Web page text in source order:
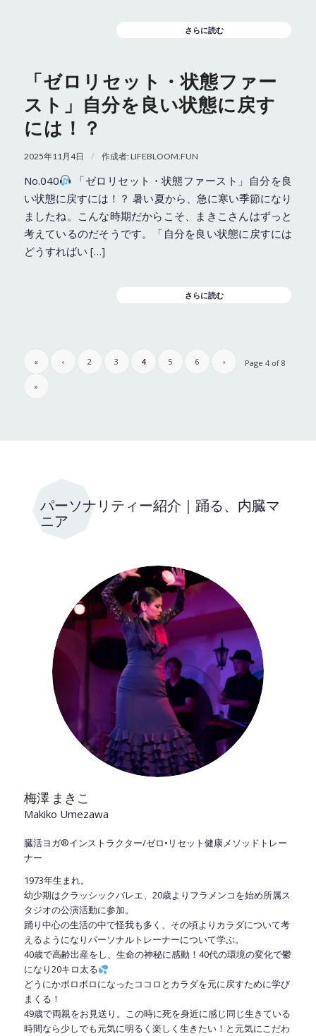
さらに読む
「ゼロリセット・状態ファー
スト」自分を良い状態に戻す
には！？
2025年11月4日 / 作成者:LIFEBLOOM.FUN
No.040
「ゼロリセット・状態ファースト」自分を良
い状態に戻すには！？ 暑い夏から、急に寒い季節になり
ましたね。こんな時期だからこそ、まきこさんはずっと
考えているのだそうです。「自分を良い状態に戻すには
どうすればい […]
さらに読む
Page 4 of 8
« ‹ 2 3 4 5 6 ›
»
パーソナリティー紹介｜踊る、内臓マ
ニア
梅澤 まきこ
Makiko Umezawa
臓活ヨガ®︎インストラクター/ゼロ•リセット健康メソッドトレー
ナー
1973年生まれ。
幼少期はクラッシックバレエ、20歳よりフラメンコを始め所属ス
タジオの公演活動に参加。
踊り中心の生活の中で怪我も多く、その頃よりカラダについて考
えるようになりパーソナルトレーナーについて学ぶ。
40歳で高齢出産をし、生命の神秘に感動！40代の環境の変化で鬱
になり20キロ太る
どうにかボロボロになったココロとカラダを元に戻すために学び
まくる！
49歳で両親をお見送り。この時に死を身近に感じ同じ生きている
時間なら少しでも元気に明るく楽しく生きたい！と元気にこだわ